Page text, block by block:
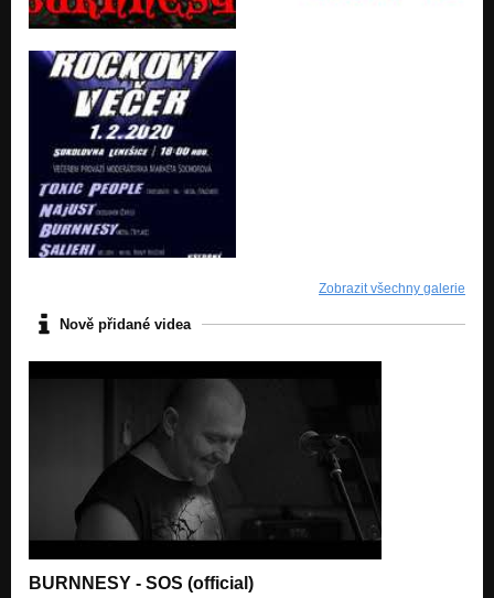
Zobrazit všechny galerie
Nově přidané videa
BURNNESY - SOS (official)